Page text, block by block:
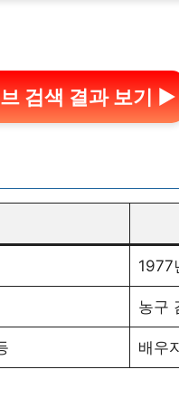
검색 결과 보기 ▶
1977
농구
배우